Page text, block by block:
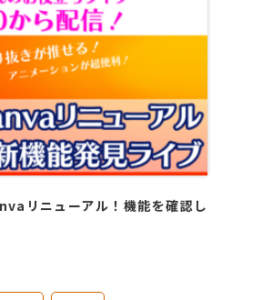
リニューアル！機能を確認し